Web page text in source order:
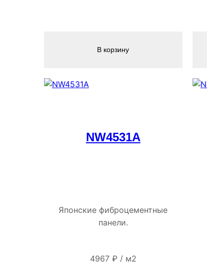
В корзину
NW4531A
Японские фиброцементные
панели.
4967 ₽/ м2